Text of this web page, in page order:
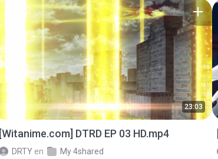
23:03
[Witanime.com] DTRD EP 03 HD.mp4
DRTY en
My 4shared